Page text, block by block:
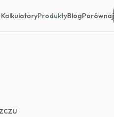
KalkulatoryProduktyBlogPorównaj